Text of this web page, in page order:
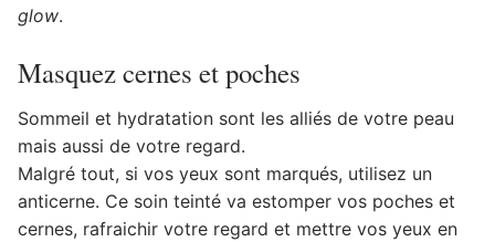
glow.
Masquez cernes et poches
Sommeil et hydratation sont les alliés de votre peau
mais aussi de votre regard.
Malgré tout, si vos yeux sont marqués, utilisez un
anticerne. Ce soin teinté va estomper vos poches et
cernes, rafraichir votre regard et mettre vos yeux en